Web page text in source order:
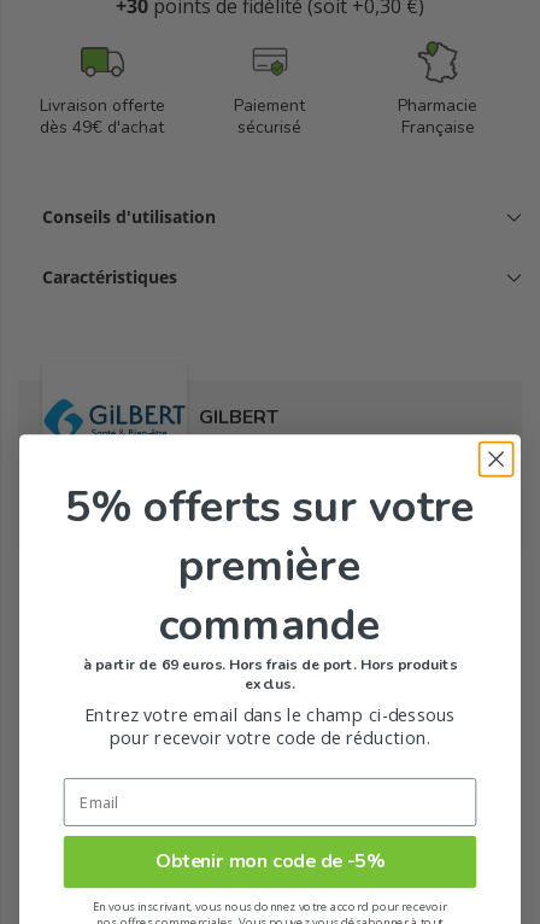
+30 points de fidélité (soit +0,30 €)
Livraison offerte
dès 49€ d'achat
Paiement
sécurisé
Pharmacie
Française
Conseils d'utilisation
Caractéristiques
GILBERT
Tous les produits de la marque
5% offerts sur votre
première
commande
à partir de 69 euros. Hors frais de port. Hors produits
exclus.
Entrez votre email dans le champ ci-dessous
pour recevoir votre code de réduction.
Obtenir mon code de -5%
En vous inscrivant, vous nous donnez votre accord pour recevoir